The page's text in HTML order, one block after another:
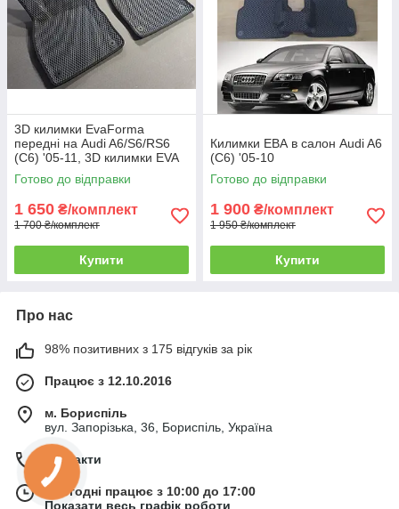
3D килимки EvaForma
передні на Audi A6/S6/RS6
(C6) '05-11, 3D килимки EVA
Готово до відправки
1 650 ₴/комплект
1 700 ₴/комплект
Купити
Килимки ЕВА в салон Audi A6
(C6) '05-10
Готово до відправки
1 900 ₴/комплект
1 950 ₴/комплект
Купити
Про нас
98% позитивних з 175 відгуків за рік
Працює з 12.10.2016
м. Бориспіль
вул. Запорізька, 36, Бориспіль, Україна
Контакти
Сьогодні працює з 10:00 до 17:00
Показати весь графік роботи